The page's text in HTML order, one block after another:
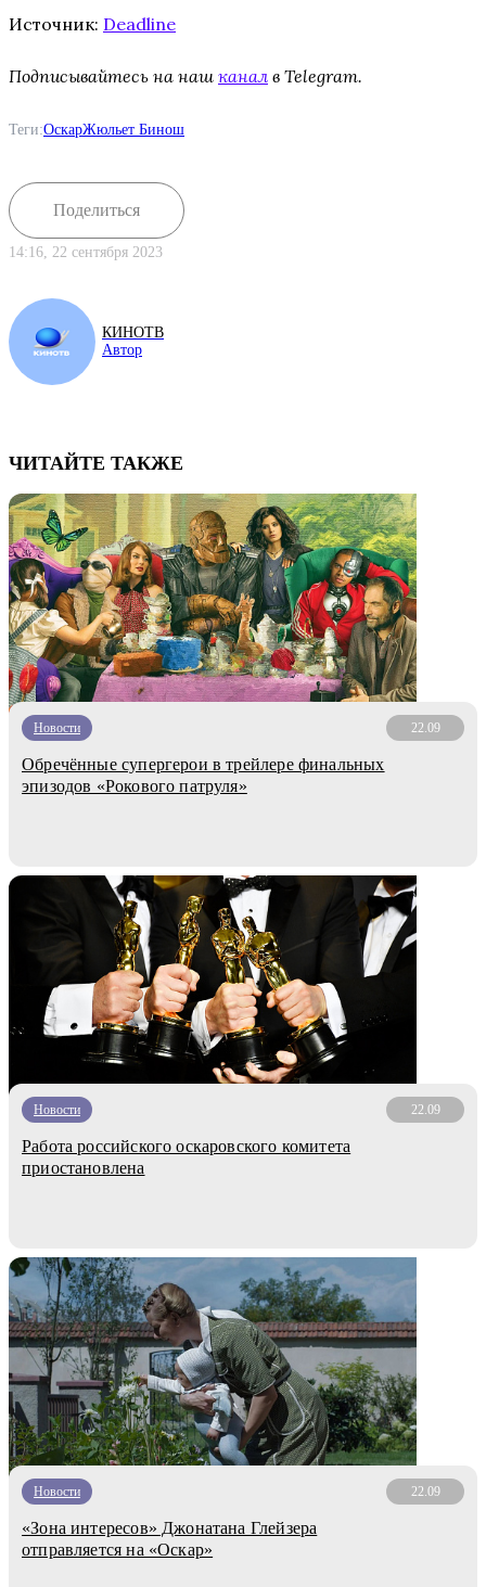
Источник: Deadline
Подписывайтесь на наш канал в Telegram.
Теги:ОскарЖюльет Бинош
Поделиться
14:16, 22 сентября 2023
КИНОТВ
Автор
ЧИТАЙТЕ ТАКЖЕ
Новости 22.09
Обречённые супергерои в трейлере финальных
эпизодов «Рокового патруля»
Новости 22.09
Работа российского оскаровского комитета
приостановлена
Новости 22.09
«Зона интересов» Джонатана Глейзера
отправляется на «Оскар»